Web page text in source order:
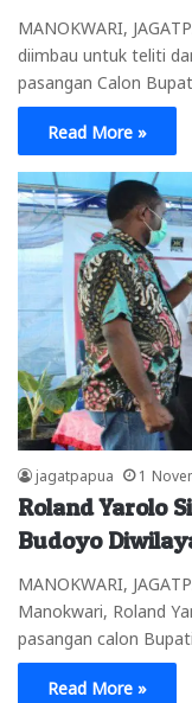
MANOKWARI,
diimbau untuk teliti
pasangan Calon
Read More »
jagatpapua 1
Roland Yarolo
Budoyo
MANOKWARI,
Manokwari, Roland
pasangan calon
Read More »